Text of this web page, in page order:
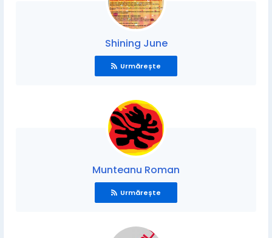
Shining June
Urmărește
Munteanu Roman
Urmărește